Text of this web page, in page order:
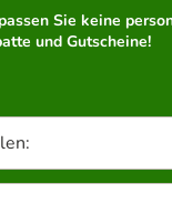
Sie keine
und Gutscheine!